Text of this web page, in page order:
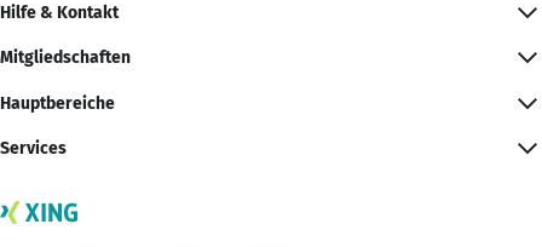
Hilfe & Kontakt
Mitgliedschaften
Hauptbereiche
Services